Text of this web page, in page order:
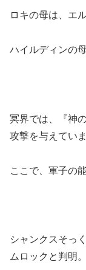
ロキの母は、エ
ハイルディンの
冥界では、『神
攻撃を与えていま
ここで、軍子の
シャンクスそっ
ムロックと判明。